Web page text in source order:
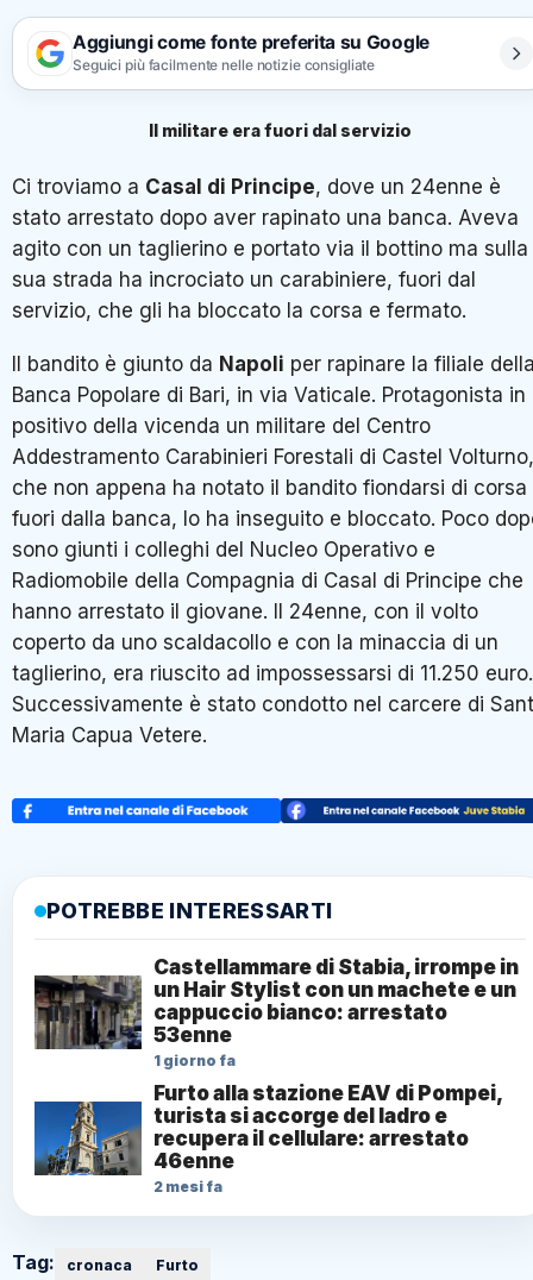
Aggiungi come fonte preferita su Google
Seguici più facilmente nelle notizie consigliate
Il militare era fuori dal servizio
Ci troviamo a Casal di Principe, dove un 24enne è
stato arrestato dopo aver rapinato una banca. Aveva
agito con un taglierino e portato via il bottino ma sulla
sua strada ha incrociato un carabiniere, fuori dal
servizio, che gli ha bloccato la corsa e fermato.
Il bandito è giunto da Napoli per rapinare la filiale
Banca Popolare di Bari, in via Vaticale. Protagonista in
positivo della vicenda un militare del Centro
Addestramento Carabinieri Forestali di Castel Volturno,
che non appena ha notato il bandito fiondarsi di corsa
fuori dalla banca, lo ha inseguito e bloccato. Poco
sono giunti i colleghi del Nucleo Operativo e
Radiomobile della Compagnia di Casal di Principe che
hanno arrestato il giovane. Il 24enne, con il volto
coperto da uno scaldacollo e con la minaccia di un
taglierino, era riuscito ad impossessarsi di 11.250 euro.
Successivamente è stato condotto nel carcere di
Maria Capua Vetere.
POTREBBE INTERESSARTI
Castellammare di Stabia, irrompe in
un Hair Stylist con un machete e un
cappuccio bianco: arrestato
53enne
1 giorno fa
Furto alla stazione EAV di Pompei,
turista si accorge del ladro e
recupera il cellulare: arrestato
46enne
2 mesi fa
Tag: cronaca Furto